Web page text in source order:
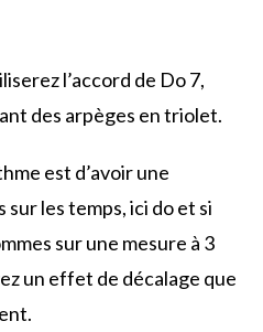
l’accord de Do 7,
des arpèges en triolet.
est d’avoir une
les temps, ici do et si
sur une mesure à 3
un effet de décalage que